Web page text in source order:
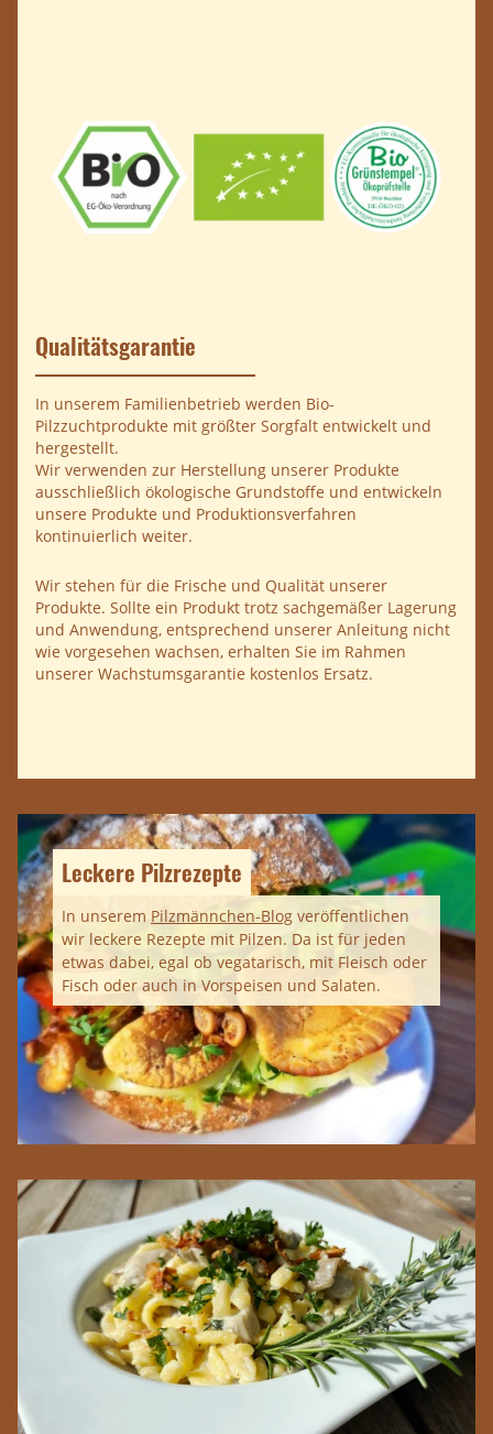
Qualitätsgarantie
In unserem Familienbetrieb werden Bio-
Pilzzuchtprodukte mit größter Sorgfalt entwickelt und
hergestellt.
Wir verwenden zur Herstellung unserer Produkte
ausschließlich ökologische Grundstoffe und entwickeln
unsere Produkte und Produktionsverfahren
kontinuierlich weiter.
Wir stehen für die Frische und Qualität unserer
Produkte. Sollte ein Produkt trotz sachgemäßer Lagerung
und Anwendung, entsprechend unserer Anleitung nicht
wie vorgesehen wachsen, erhalten Sie im Rahmen
unserer Wachstumsgarantie kostenlos Ersatz.
Leckere Pilzrezepte
In unserem Pilzmännchen-Blog veröffentlichen
wir leckere Rezepte mit Pilzen. Da ist für jeden
etwas dabei, egal ob vegatarisch, mit Fleisch oder
Fisch oder auch in Vorspeisen und Salaten.